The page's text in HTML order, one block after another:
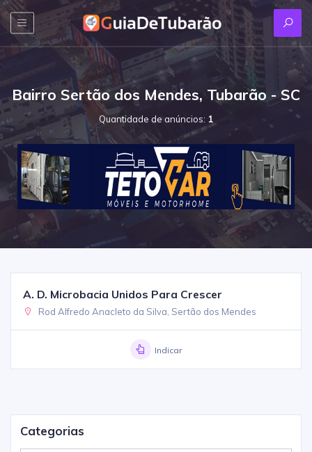
Bairro Sertão dos Mendes, Tubarão - SC
Quantidade de anúncios: 1
Categorias
A. D. Microbacia Unidos Para Crescer
Rod Alfredo Anacleto da Silva, Sertão dos Mendes
Indicar